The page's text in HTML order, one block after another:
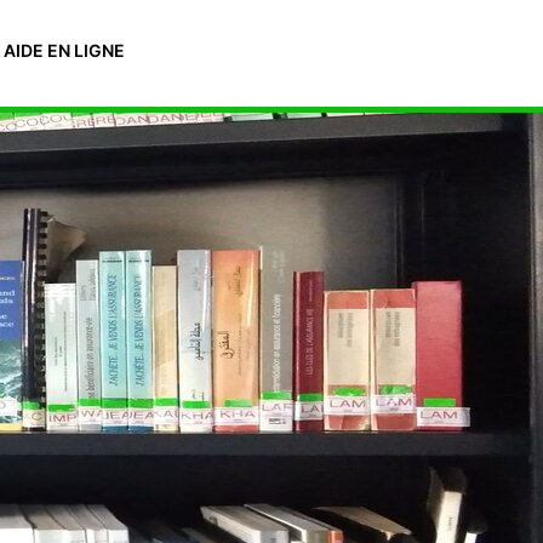
AIDE EN LIGNE